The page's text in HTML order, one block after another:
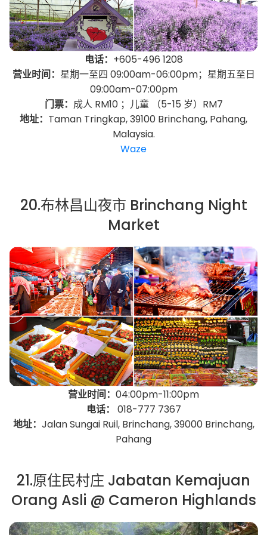
电话： +605-496 1208
营业时间： 星期一至四 09:00am-06:00pm；星期五至日
09:00am-07:00pm
门票： 成人 RM10 ；儿童 （5-15 岁）RM7
地址： Taman Tringkap, 39100 Brinchang, Pahang,
Malaysia.
Waze
20.布林昌山夜市 Brinchang Night
Market
营业时间： 04:00pm-11:00pm
电话：
018-777 7367
地址： Jalan Sungai Ruil, Brinchang, 39000 Brinchang,
Pahang
21.原住民村庄 Jabatan Kemajuan
Orang Asli @ Cameron Highlands